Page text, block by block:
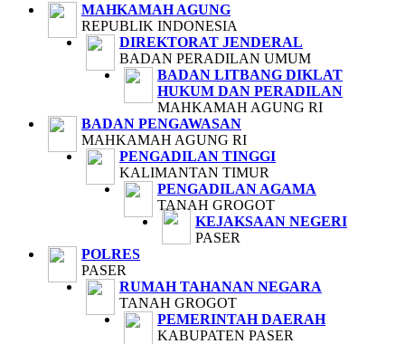
MAHKAMAH AGUNG
REPUBLIK INDONESIA
DIREKTORAT JENDERAL
BADAN PERADILAN UMUM
BADAN LITBANG DIKLAT
HUKUM DAN PERADILAN
MAHKAMAH AGUNG RI
BADAN PENGAWASAN
MAHKAMAH AGUNG RI
PENGADILAN TINGGI
KALIMANTAN TIMUR
PENGADILAN AGAMA
TANAH GROGOT
KEJAKSAAN NEGERI
PASER
POLRES
PASER
RUMAH TAHANAN NEGARA
TANAH GROGOT
PEMERINTAH DAERAH
KABUPATEN PASER